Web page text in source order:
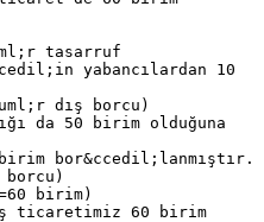
tasarruf
yabancılardan 10
dış borcu)
da 50 birim olduğuna
bor&ccedil;lanmıştır.
borcu)
birim)
ticaretimiz 60 birim